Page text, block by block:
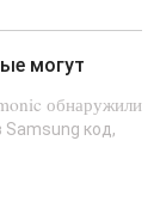
могут
обнаружили
Samsung код,